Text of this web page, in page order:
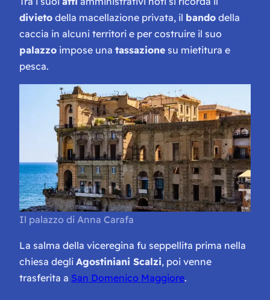
divieto della macellazione privata, il bando della
caccia in alcuni territori e per costruire il suo
palazzo impose una tassazione su mietitura e
pesca.
Il palazzo di Anna Carafa
La salma della viceregina fu seppellita prima nella
chiesa degli Agostiniani Scalzi, poi venne
trasferita a San Domenico Maggiore.